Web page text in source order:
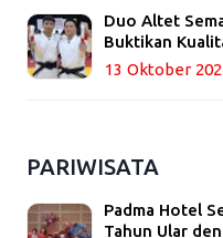
Duo Altet
Buktikan
13 Oktober
PARIWISATA
Padma Hotel
Tahun Ular